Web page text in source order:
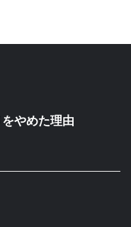
やめた理由